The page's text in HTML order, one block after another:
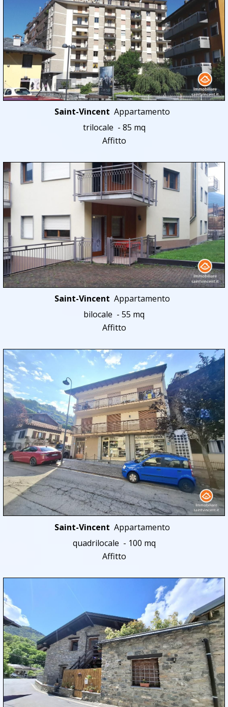
Saint-Vincent Appartamento
trilocale - 85 mq
Affitto
Saint-Vincent Appartamento
bilocale - 55 mq
Affitto
Saint-Vincent Appartamento
quadrilocale - 100 mq
Affitto